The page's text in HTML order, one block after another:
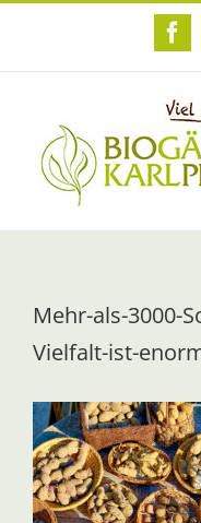
Zum
Mehr-als-3000-
Vielfalt-ist-